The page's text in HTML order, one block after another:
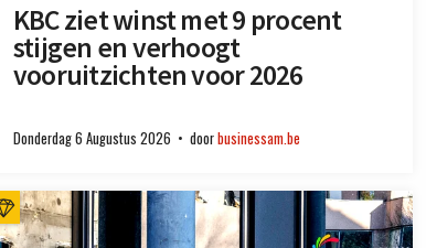
KBC ziet winst met 9 procent
stijgen en verhoogt
vooruitzichten voor 2026
Donderdag 6 Augustus 2026 doorbusinessam.be